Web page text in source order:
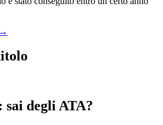
degli ATA?